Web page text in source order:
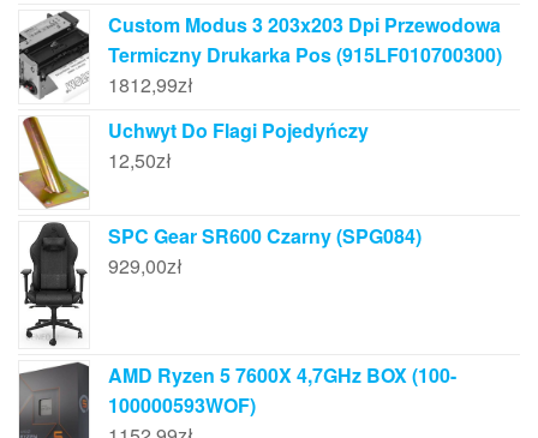
Custom Modus 3 203x203 Dpi Przewodowa
Termiczny Drukarka Pos (915LF010700300)
1812,99zł
Uchwyt Do Flagi Pojedyńczy
12,50zł
SPC Gear SR600 Czarny (SPG084)
929,00zł
AMD Ryzen 5 7600X 4,7GHz BOX (100-
100000593WOF)